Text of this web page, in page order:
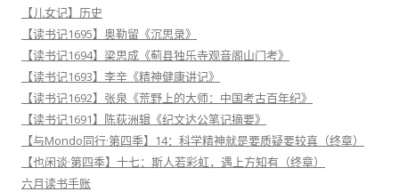
【儿女记】历史
【读书记1695】奥勒留《沉思录》
【读书记1694】梁思成《蓟县独乐寺观音阁山门考》
【读书记1693】李辛《精神健康讲记》
【读书记1692】张泉《荒野上的大师：中国考古百年纪》
【读书记1691】陈荻洲辑《纪文达公笔记摘要》
【与Mondo同行·第四季】14：科学精神就是要质疑要较真（终章）
【也闲谈·第四季】十七：斯人若彩虹，遇上方知有（终章）
六月读书手账